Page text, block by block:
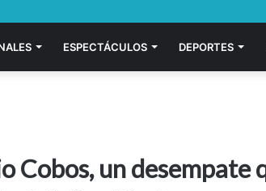
ESPECTÁCULOS DEPORTES
Cobos, un desempate